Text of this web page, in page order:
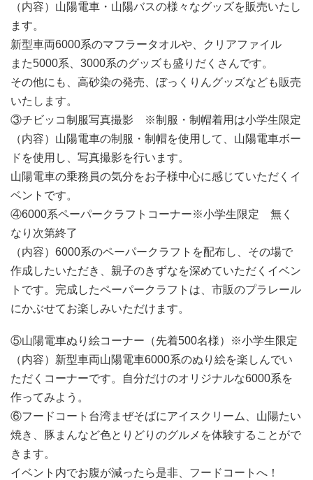
（内容）山陽電車・山陽バスの様々なグッズを販売いたし
ます。
新型車両6000系のマフラータオルや、クリアファイル
また5000系、3000系のグッズも盛りだくさんです。
その他にも、高砂染の発売、ぼっくりんグッズなども販売
いたします。
③チビッコ制服写真撮影 ※制服・制帽着用は小学生限定
（内容）山陽電車の制服・制帽を使用して、山陽電車ボー
ドを使用し、写真撮影を行います。
山陽電車の乗務員の気分をお子様中心に感じていただくイ
ベントです。
④6000系ペーパークラフトコーナー※小学生限定 無く
なり次第終了
（内容）6000系のペーパークラフトを配布し、その場で
作成したいただき、親子のきずなを深めていただくイベン
トです。完成したペーパークラフトは、市販のプラレール
にかぶせてお楽しみいただけます。
⑤山陽電車ぬり絵コーナー（先着500名様）※小学生限定
（内容）新型車両山陽電車6000系のぬり絵を楽しんでい
ただくコーナーです。自分だけのオリジナルな6000系を
作ってみよう。
⑥フードコート台湾まぜそばにアイスクリーム、山陽たい
焼き、豚まんなど色とりどりのグルメを体験することがで
きます。
イベント内でお腹が減ったら是非、フードコートへ！